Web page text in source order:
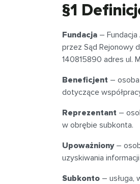
§1
Fundacja –
przez Sąd Rejonowy
140815890 adres ul.
Beneficjent –
dotyczące
Reprezentant –
w obrębie subkonta.
Upoważniony–
uzyskiwania
Subkonto – usługa,